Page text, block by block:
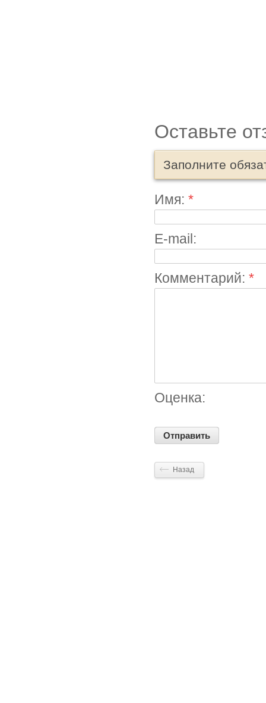
Оставьте
Заполните
Имя: *
E-mail:
Комментарий: *
Оценка:
Назад